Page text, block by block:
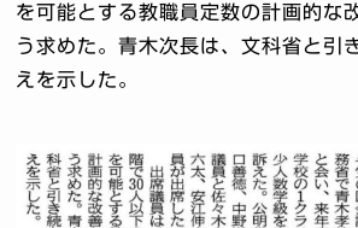
を可能とする教職員定数の計画的な
う求めた。青木次長は、文科省と引
えを示した。